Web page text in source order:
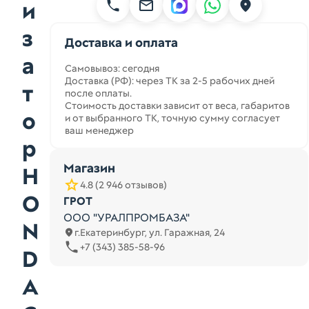
и
з
а
т
о
р
H
O
N
D
A
Доставка и оплата
Самовывоз: сегодня
Доставка (РФ): через ТК за 2-5 рабочих дней
после оплаты.
Стоимость доставки зависит от веса, габаритов
и от выбранного ТК, точную сумму согласует
ваш менеджер
Магазин
4.8 (2 946 отзывов)
ГРОТ
ООО "УРАЛПРОМБАЗА"
г.Екатеринбург, ул. Гаражная, 24
+7 (343) 385-58-96